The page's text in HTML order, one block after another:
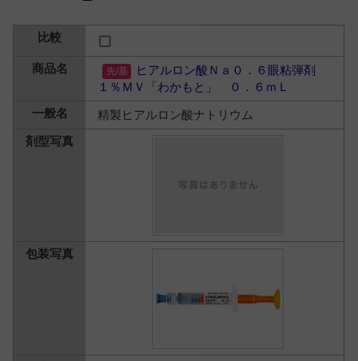
ヒアルロン酸Ｎａ０．６眼粘弾剤
１％ＭＶ「わかもと」 ０．６ｍＬ
精製ヒアルロン酸ナトリウム